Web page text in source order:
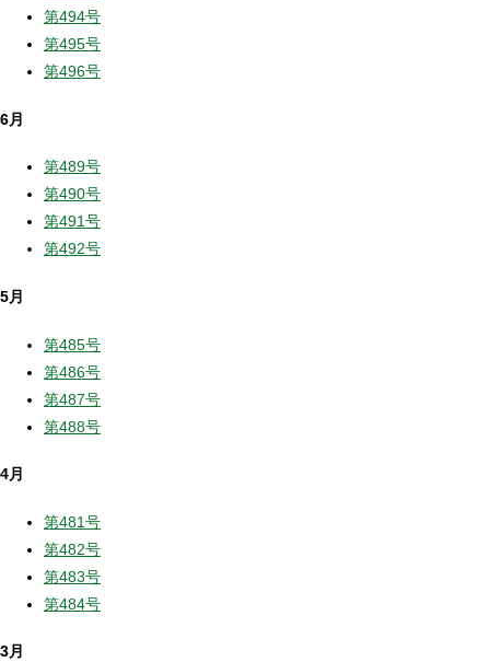
第494号
第495号
第496号
6月
第489号
第490号
第491号
第492号
5月
第485号
第486号
第487号
第488号
4月
第481号
第482号
第483号
第484号
3月